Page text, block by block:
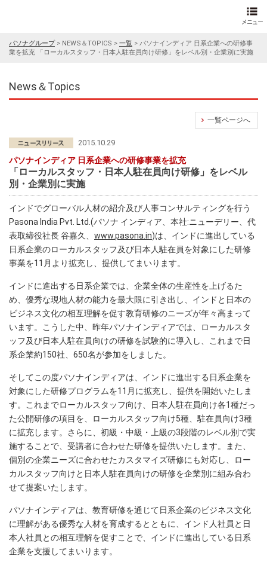
パソナグループ> NEWS＆TOPICS > 一覧 > パソナインディア 日系企業への研修事
業を拡充 「ローカルスタッフ・日本人駐在員向け研修」をレベル別・企業別に実施
News＆Topics
一覧ページへ
2015.10.29
パソナインディア 日系企業への研修事業を拡充
「ローカルスタッフ・日本人駐在員向け研修」をレベル
別・企業別に実施
インドでグローバル人材の紹介及び人事コンサルティングを行う
Pasona India Pvt. Ltd.(パソナ インディア、本社:ニューデリー、代
表取締役社長 谷嘉久、 www.pasona.in)は、インドに進出している
日系企業のローカルスタッフ及び日本人駐在員を対象にした研修
事業を11月より拡充し、提供してまいります。
インドに進出する日系企業では、企業全体の生産性を上げるた
め、優秀な現地人材の能力を最大限に引き出し、インドと日本の
ビジネス文化の相互理解を促す教育研修のニーズが年々高まって
います。こうした中、昨年パソナインディアでは、ローカルスタ
ッフ及び日本人駐在員向けの研修を試験的に導入し、これまで日
系企業約150社、650名が参加をしました。
そしてこの度パソナインディアは、インドに進出する日系企業を
対象にした研修プログラムを11月に拡充し、提供を開始いたしま
す。これまでローカルスタッフ向け、日本人駐在員向け各1種だっ
た公開研修の項目を、ローカルスタッフ向け5種、駐在員向け3種
に拡充します。さらに、初級・中級・上級の3段階のレベル別で実
施することで、受講者に合わせた研修を提供いたします。また、
個別の企業ニーズに合わせたカスタマイズ研修にも対応し、ロー
カルスタッフ向けと日本人駐在員向けの研修を企業別に組み合わ
せて提案いたします。
パソナインディアは、教育研修を通じて日系企業のビジネス文化
に理解がある優秀な人材を育成するとともに、インド人社員と日
本人社員との相互理解を促すことで、インドに進出している日系
企業を支援してまいります。